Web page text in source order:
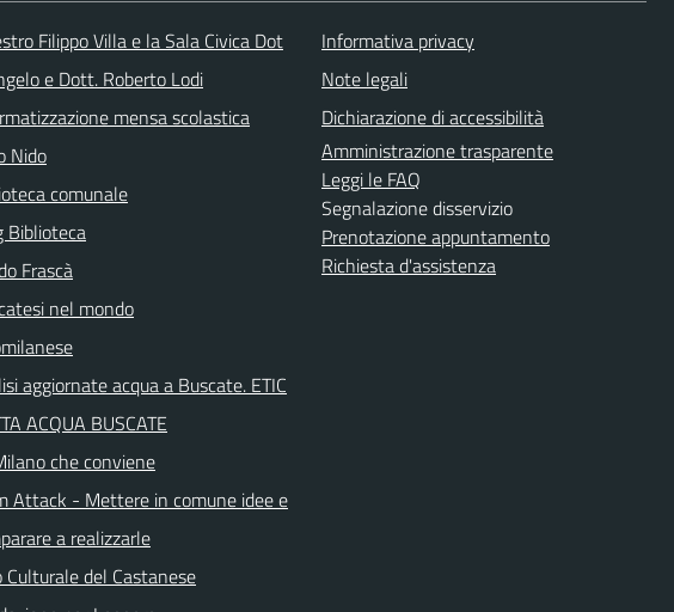
Filippo Villa e la Sala Civica Dot
e Dott. Roberto Lodi
mensa scolastica
Nido
comunale
Biblioteca
Frascà
nel mondo
aggiornate acqua a Buscate. ETIC
ACQUA BUSCATE
che conviene
Attack - Mettere in comune idee e
a realizzarle
Culturale del Castanese
Informativa privacy
Note legali
Dichiarazione di accessibilità
Amministrazione trasparente
Leggi le FAQ
Segnalazione disservizio
Prenotazione appuntamento
Richiesta d'assistenza